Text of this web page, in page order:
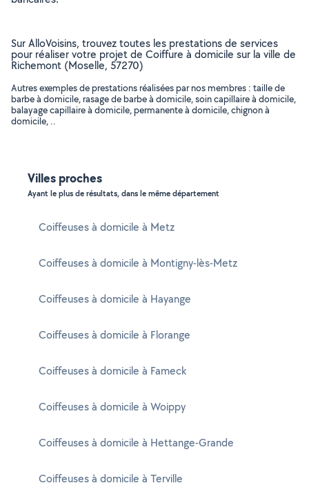
Sur AlloVoisins, trouvez toutes les prestations de services
pour réaliser votre projet de Coiffure à domicile sur la ville de
Richemont (Moselle, 57270)
Autres exemples de prestations réalisées par nos membres : taille de
barbe à domicile, rasage de barbe à domicile, soin capillaire à domicile,
balayage capillaire à domicile, permanente à domicile, chignon à
domicile, ..
Villes proches
Ayant le plus de résultats, dans le même département
Coiffeuses à domicile à Metz
Coiffeuses à domicile à Montigny-lès-Metz
Coiffeuses à domicile à Hayange
Coiffeuses à domicile à Florange
Coiffeuses à domicile à Fameck
Coiffeuses à domicile à Woippy
Coiffeuses à domicile à Hettange-Grande
Coiffeuses à domicile à Terville